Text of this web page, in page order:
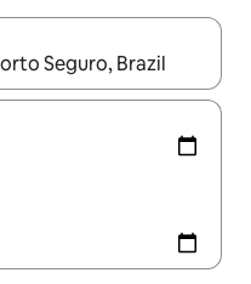
lëviz me butonat e